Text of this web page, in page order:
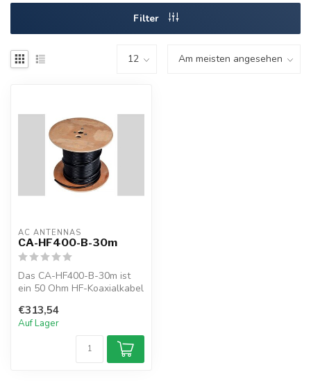
Filter
AC ANTENNAS
CA-HF400-B-30m
Das CA-HF400-B-30m ist
ein 50 Ohm HF-Koaxialkabel
schwarz,...
€313,54
Auf Lager